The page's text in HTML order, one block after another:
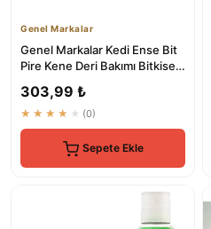
Genel Markalar
Genel Markalar Kedi Ense Bit
Pire Kene Deri Bakımı Bitkisel
303,99 ₺
★★★★★ (0)
Sepete Ekle